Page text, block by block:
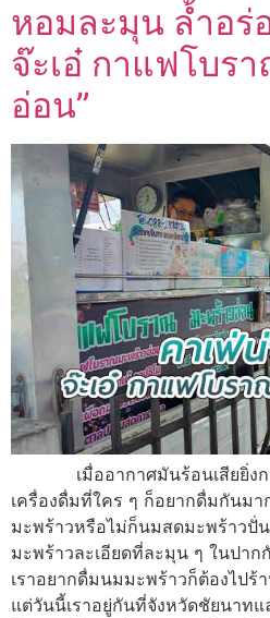
หอมละมุน ล้ำอร่
จ๊ะเอ๋ กาแฟโบร
อ่อน”
เมื่ออากาศมันร้อนเสียยิ่งกว่
เครื่องดื่มที่ใคร ๆ ก็อยากดื่มกันมา
มะพร้าวหรือไม่ก็นมสดมะพร้าว
มะพร้าวละเอียดที่ละมุน ๆ ในปา
เราอยากดื่มนมมะพร้าวก็ต้องไปร้
แต่วันนี้เราอยู่กันที่จังหวัดชัยนาทแ